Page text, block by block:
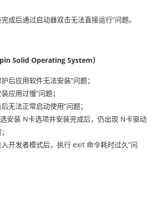
成后通过启动器双击无法直接运行”问题。
Solid Operating System）
后应用软件无法安装”问题；
应用过慢”问题；
无法正常启动使用”问题；
安装 N卡选项并安装完成后，仍出现 N卡驱动
开发者模式后，执行 exit 命令耗时过久”问